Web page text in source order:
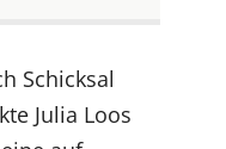
Schicksal
Julia Loos